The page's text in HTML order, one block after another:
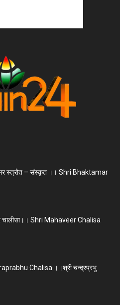
स्त्रोत – संस्कृत ।। Shri Bhaktamar
चालीसा।। Shri Mahaveer Chalisa
Chalisa ।।श्री चन्द्रप्रभु